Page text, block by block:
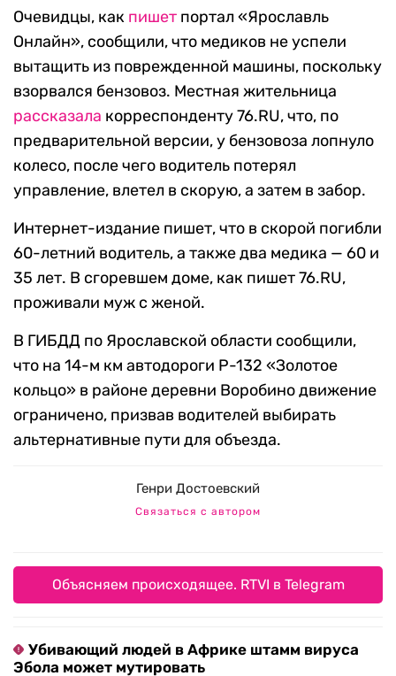
Очевидцы, как пишет портал «Ярославль
Онлайн», сообщили, что медиков не успели
вытащить из поврежденной машины, поскольку
взорвался бензовоз. Местная жительница
рассказала корреспонденту 76.RU, что, по
предварительной версии, у бензовоза лопнуло
колесо, после чего водитель потерял
управление, влетел в скорую, а затем в забор.
Интернет-издание пишет, что в скорой погибли
60-летний водитель, а также два медика — 60 и
35 лет. В сгоревшем доме, как пишет 76.RU,
проживали муж с женой.
В ГИБДД по Ярославской области сообщили,
что на 14-м км автодороги Р-132 «Золотое
кольцо» в районе деревни Воробино движение
ограничено, призвав водителей выбирать
альтернативные пути для объезда.
Генри Достоевский
Связаться с автором
Объясняем происходящее. RTVI в Telegram
Убивающий людей в Африке штамм вируса
Эбола может мутировать